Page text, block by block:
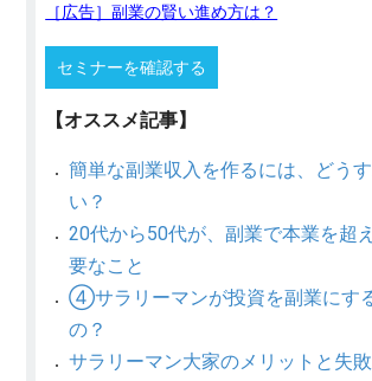
［広告］副業の賢い進め方は？
セミナーを確認する
【オススメ記事】
簡単な副業収入を作るには、どう
い？
20代から50代が、副業で本業を超
要なこと
④サラリーマンが投資を副業にす
の？
サラリーマン大家のメリットと失